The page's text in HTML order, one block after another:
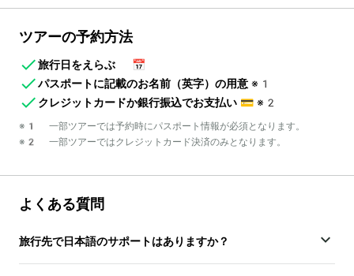
ツアーの予約方法
旅行日をえらぶ
📅
パスポートに記載のお名前（英字）の用意 ※1
クレジットカードか銀行振込でお支払い 💳 ※2
※1 一部ツアーでは予約時にパスポート情報が必須となります。
※2 一部ツアーではクレジットカード決済のみとなります。
よくある質問
旅行先で日本語のサポートはありますか？